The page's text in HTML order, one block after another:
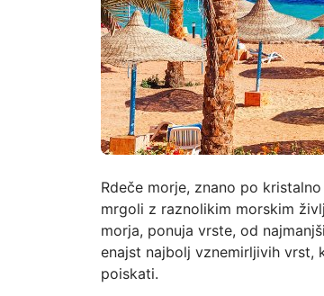
Rdeče morje, znano po
mrgoli z raznolikim morskim
morja, ponuja vrste, od
enajst najbolj vznemirljivih vrst,
poiskati.